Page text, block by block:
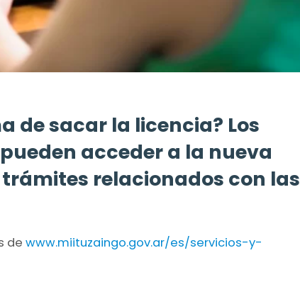
de sacar la licencia? Los
acceder a la nueva
relacionados con las
de www.miituzaingo.gov.ar/es/servicios-y-